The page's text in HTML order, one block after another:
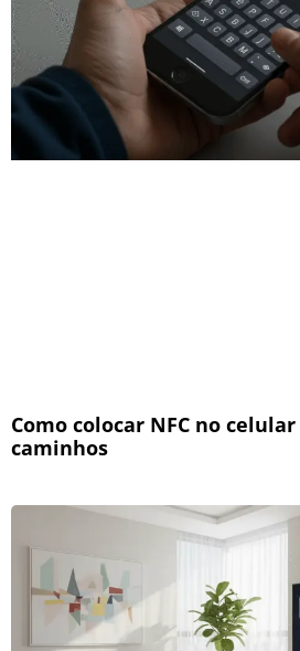
Como colocar NFC no
caminhos